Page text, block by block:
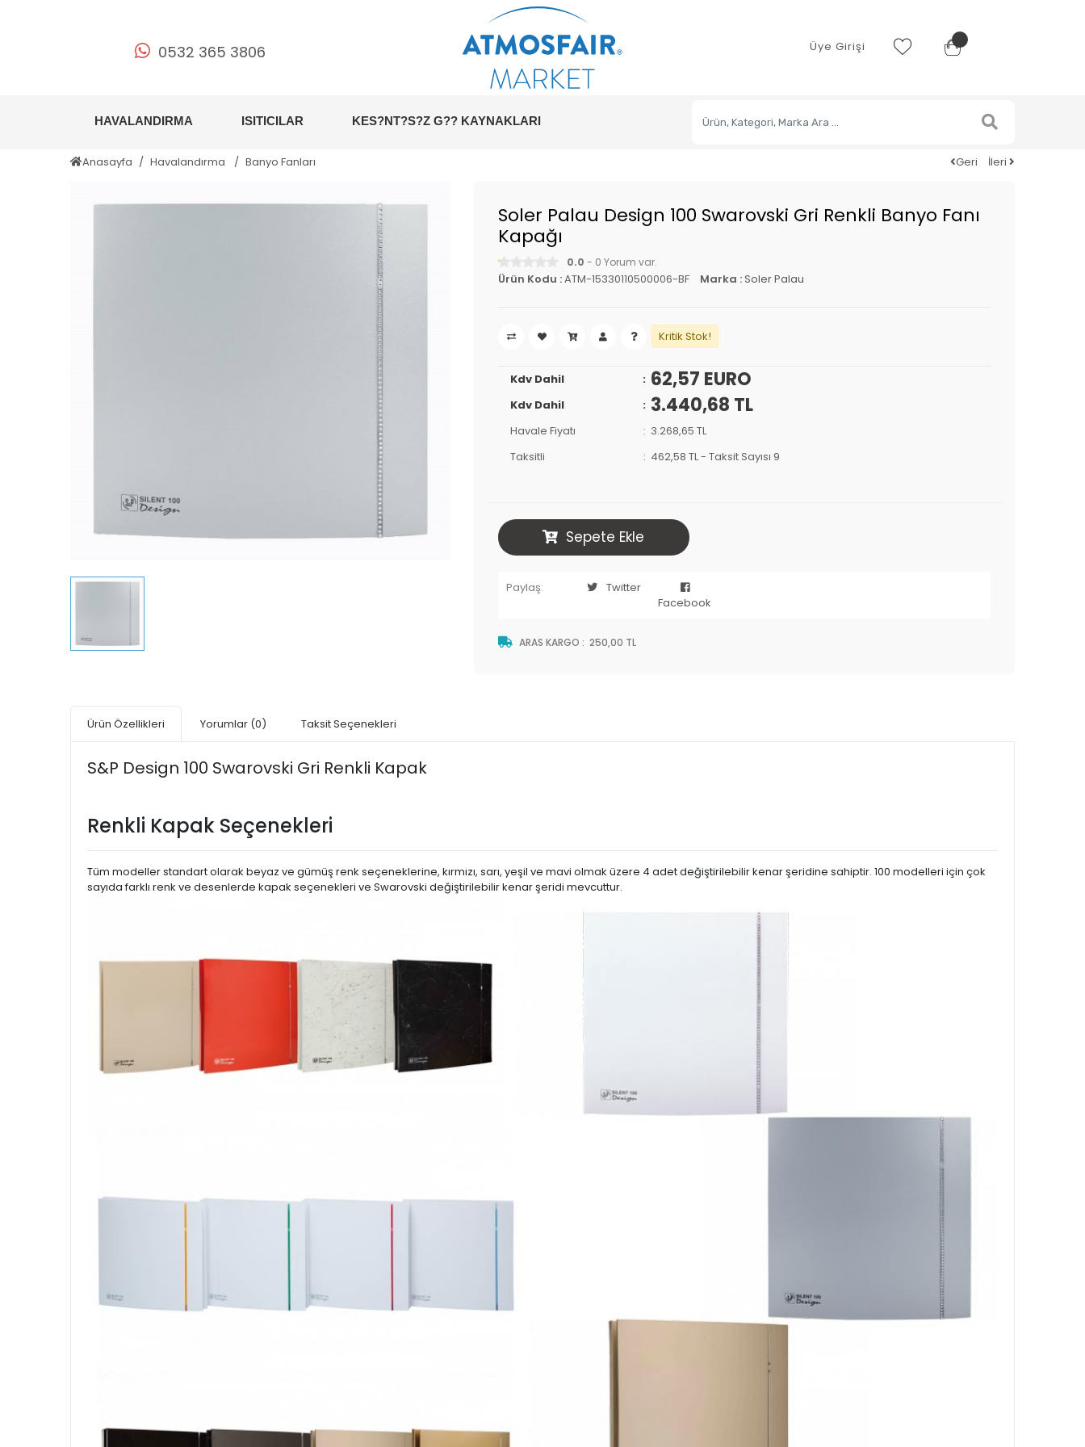
0532 365 3806 Üye Girişi
HAVALANDIRMA ISITICILAR KES?NT?S?Z G?? KAYNAKLARI
Anasayfa Havalandırma Banyo Fanları Geri İleri
Soler Palau Design 100 Swarovski Gri Renkli Banyo Fanı
Kapağı
0.0 - 0 Yorum var.
Ürün Kodu :ATM-15330110500006-BF Marka :Soler Palau
Kritik Stok!
Kdv Dahil 62,57 EURO
Kdv Dahil 3.440,68 TL
Havale Fiyatı
3.268,65 TL
Taksitli
462,58 TL- Taksit Sayısı 9
Sepete Ekle
Paylaş:
Twitter
Facebook
ARAS KARGO : 250,00 TL
Ürün Özellikleri Yorumlar (0) Taksit Seçenekleri
S&P Design 100 Swarovski Gri Renkli Kapak
Renkli Kapak Seçenekleri
Tüm modeller standart olarak beyaz ve gümüş renk seçeneklerine, kırmızı, sarı, yeşil ve mavi olmak üzere 4 adet değiştirilebilir kenar şeridine sahiptir. 100 modelleri için çok
sayıda farklı renk ve desenlerde kapak seçenekleri ve Swarovski değiştirilebilir kenar şeridi mevcuttur.